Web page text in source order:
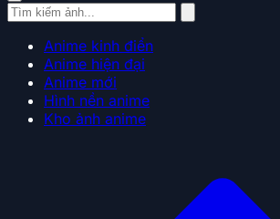
Anime kinh điển
Anime hiện đại
Anime mới
Hình nền anime
Kho ảnh anime